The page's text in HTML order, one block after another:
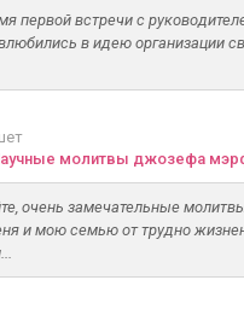
первой встречи с
в идею организации
молитвы джозефа
очень замечательные
и мою семью от трудно